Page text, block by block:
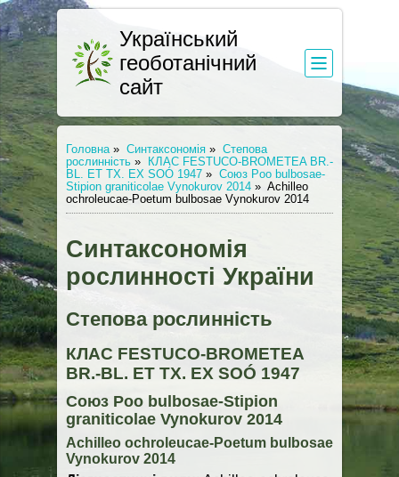
Український
геоботанічний
сайт
Головна » Синтаксономія » Степова
рослинність »
КЛАС FESTUCO-BROMETEA BR.-
BL. ET TX. EX SOÓ 1947 » Союз Poo bulbosae-
Stipion graniticolae Vynokurov 2014 » Achilleo
ochroleucae-Poetum bulbosae Vynokurov 2014
Синтаксономія
рослинності України
Степова рослинність
КЛАС FESTUCO-BROMETEA
BR.-BL. ET TX. EX SOÓ 1947
Союз Poo bulbosae-Stipion
graniticolae Vynokurov 2014
Achilleo ochroleucae-Poetum bulbosae
Vynokurov 2014